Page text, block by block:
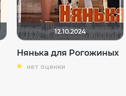
12.10.2024
Нянька для Рогожиных
нет оценки